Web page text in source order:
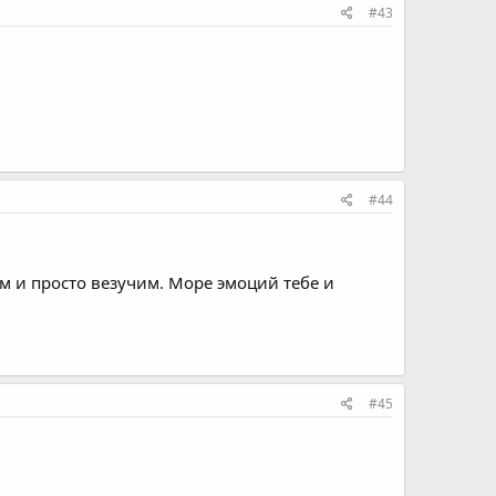
#43
#44
просто везучим. Море эмоций тебе и
#45